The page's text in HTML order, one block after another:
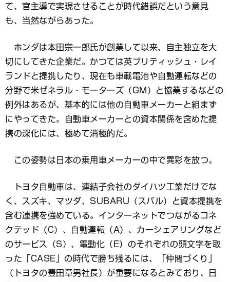
て、官主導で実現させることが時代錯誤だという意見
も、当然ながらあった。
ホンダは本田宗一郎氏が創業して以来、自主独立を大
切にしてきた企業だ。かつては英ブリティッシュ・レイ
ランドと提携したり、現在も車載電池や自動運転などの
分野で米ゼネラル・モーターズ（GM）と協業するなどの
例外はあるが、基本的には他の自動車メーカーと組まず
にやってきた。自動車メーカーとの資本関係を含めた提
携の深化には、極めて消極的だ。
この姿勢は日本の乗用車メーカーの中で異彩を放つ。
トヨタ自動車は、連結子会社のダイハツ工業だけでな
く、スズキ、マツダ、SUBARU（スバル）と資本提携を
含む連携を強めている。インターネットでつながるコネ
クテッド（C）、自動運転（A）、カーシェアリングなど
のサービス（S）、電動化（E）のそれぞれの頭文字を取
った「CASE」の時代で勝ち残るには、「仲間づくり」
（トヨタの豊田章男社長）が重要になるとみており、日